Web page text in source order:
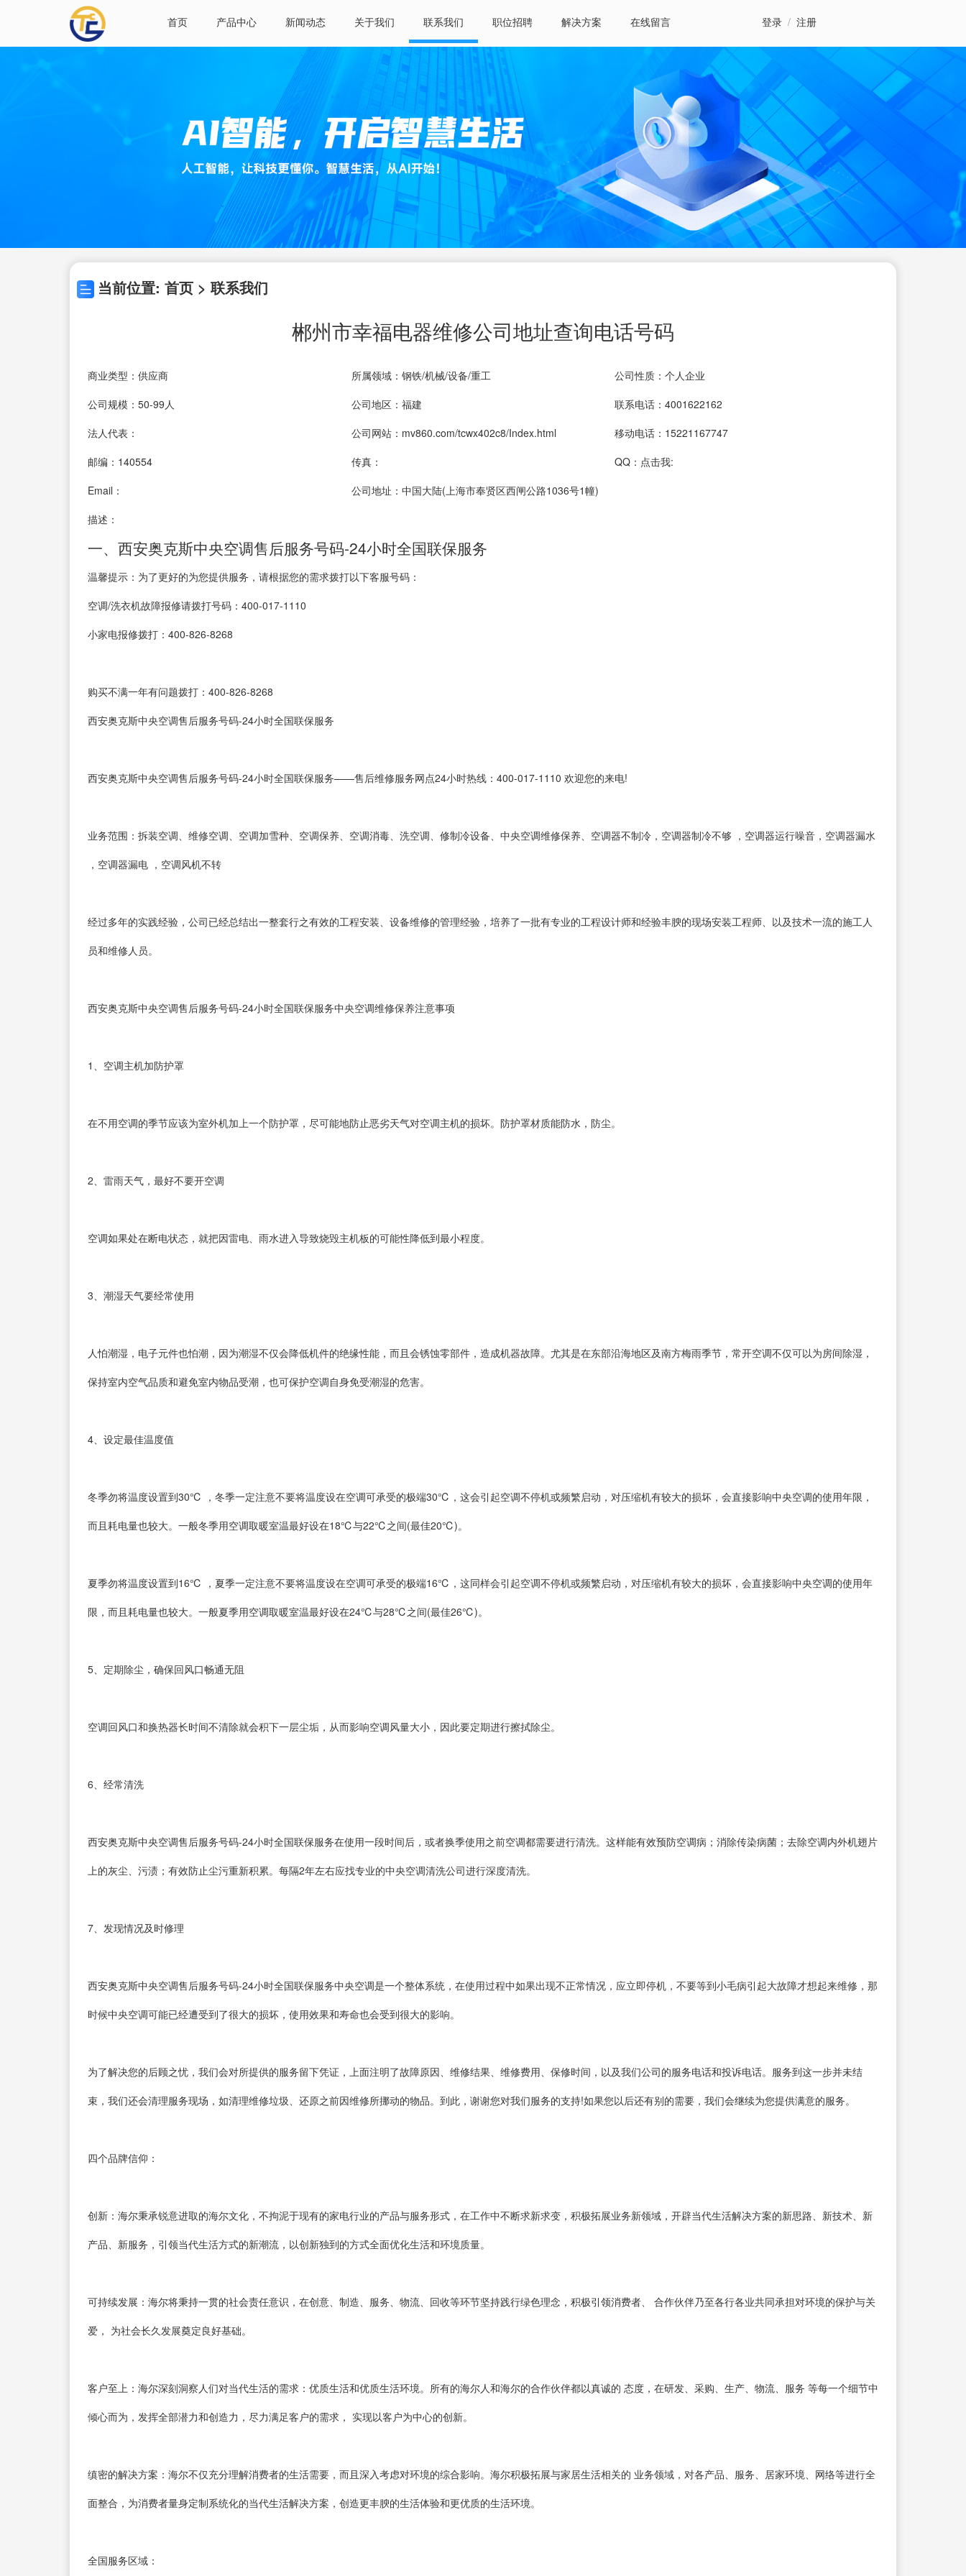
首页 产品中心 新闻动态 关于我们 联系我们 职位招聘 解决方案 在线留言 登录 / 注册
当前位置: 首页 > 联系我们
郴州市幸福电器维修公司地址查询电话号码
商业类型：供应商 所属领域：钢铁/机械/设备/重工
公司性质：个人企业
公司规模：50-99人
公司地区：福建
联系电话：4001622162
法人代表：
公司网站：mv860.com/tcwx402c8/Index.html
移动电话：15221167747
邮编：140554
传真： QQ： 点击我:
Email：
公司地址：中国大陆(上海市奉贤区西闸公路1036号1幢)
描述：
一、西安奥克斯中央空调售后服务号码-24小时全国联保服务
温馨提示：为了更好的为您提供服务，请根据您的需求拨打以下客服号码：
空调/洗衣机故障报修请拨打号码：400-017-1110
小家电报修拨打：400-826-8268
购买不满一年有问题拨打：400-826-8268
西安奥克斯中央空调售后服务号码-24小时全国联保服务
西安奥克斯中央空调售后服务号码-24小时全国联保服务——售后维修服务网点24小时热线：400-017-1110 欢迎您的来电!
业务范围：拆装空调、维修空调、空调加雪种、空调保养、空调消毒、洗空调、修制冷设备、中央空调维修保养、空调器不制冷，空调器制冷不够 ，空调器运行噪音，空调器漏水
，空调器漏电 ，空调风机不转
经过多年的实践经验，公司已经总结出一整套行之有效的工程安装、设备维修的管理经验，培养了一批有专业的工程设计师和经验丰腴的现场安装工程师、以及技术一流的施工人
员和维修人员。
西安奥克斯中央空调售后服务号码-24小时全国联保服务中央空调维修保养注意事项
1、空调主机加防护罩
在不用空调的季节应该为室外机加上一个防护罩，尽可能地防止恶劣天气对空调主机的损坏。防护罩材质能防水，防尘。
2、雷雨天气，最好不要开空调
空调如果处在断电状态，就把因雷电、雨水进入导致烧毁主机板的可能性降低到最小程度。
3、潮湿天气要经常使用
人怕潮湿，电子元件也怕潮，因为潮湿不仅会降低机件的绝缘性能，而且会锈蚀零部件，造成机器故障。尤其是在东部沿海地区及南方梅雨季节，常开空调不仅可以为房间除湿，
保持室内空气品质和避免室内物品受潮，也可保护空调自身免受潮湿的危害。
4、设定最佳温度值
冬季勿将温度设置到30℃ ，冬季一定注意不要将温度设在空调可承受的极端30℃，这会引起空调不停机或频繁启动，对压缩机有较大的损坏，会直接影响中央空调的使用年限，
而且耗电量也较大。一般冬季用空调取暖室温最好设在18℃与22℃之间(最佳20℃)。
夏季勿将温度设置到16℃ ，夏季一定注意不要将温度设在空调可承受的极端16℃，这同样会引起空调不停机或频繁启动，对压缩机有较大的损坏，会直接影响中央空调的使用年
限，而且耗电量也较大。一般夏季用空调取暖室温最好设在24℃与28℃之间(最佳26℃)。
5、定期除尘，确保回风口畅通无阻
空调回风口和换热器长时间不清除就会积下一层尘垢，从而影响空调风量大小，因此要定期进行擦拭除尘。
6、经常清洗
西安奥克斯中央空调售后服务号码-24小时全国联保服务在使用一段时间后，或者换季使用之前空调都需要进行清洗。这样能有效预防空调病；消除传染病菌；去除空调内外机翅片
上的灰尘、污渍；有效防止尘污重新积累。每隔2年左右应找专业的中央空调清洗公司进行深度清洗。
7、发现情况及时修理
西安奥克斯中央空调售后服务号码-24小时全国联保服务中央空调是一个整体系统，在使用过程中如果出现不正常情况，应立即停机，不要等到小毛病引起大故障才想起来维修，那
时候中央空调可能已经遭受到了很大的损坏，使用效果和寿命也会受到很大的影响。
为了解决您的后顾之忧，我们会对所提供的服务留下凭证，上面注明了故障原因、维修结果、维修费用、保修时间，以及我们公司的服务电话和投诉电话。服务到这一步并未结
束，我们还会清理服务现场，如清理维修垃圾、还原之前因维修所挪动的物品。到此，谢谢您对我们服务的支持!如果您以后还有别的需要，我们会继续为您提供满意的服务。
四个品牌信仰：
创新：海尔秉承锐意进取的海尔文化，不拘泥于现有的家电行业的产品与服务形式，在工作中不断求新求变，积极拓展业务新领域，开辟当代生活解决方案的新思路、新技术、新
产品、新服务，引领当代生活方式的新潮流，以创新独到的方式全面优化生活和环境质量。
可持续发展：海尔将秉持一贯的社会责任意识，在创意、制造、服务、物流、回收等环节坚持践行绿色理念，积极引领消费者、 合作伙伴乃至各行各业共同承担对环境的保护与关
爱， 为社会长久发展奠定良好基础。
客户至上：海尔深刻洞察人们对当代生活的需求：优质生活和优质生活环境。所有的海尔人和海尔的合作伙伴都以真诚的 态度，在研发、采购、生产、物流、服务 等每一个细节中
倾心而为，发挥全部潜力和创造力，尽力满足客户的需求， 实现以客户为中心的创新。
缜密的解决方案：海尔不仅充分理解消费者的生活需要，而且深入考虑对环境的综合影响。海尔积极拓展与家居生活相关的 业务领域，对各产品、服务、居家环境、网络等进行全
面整合，为消费者量身定制系统化的当代生活解决方案，创造更丰腴的生活体验和更优质的生活环境。
全国服务区域：